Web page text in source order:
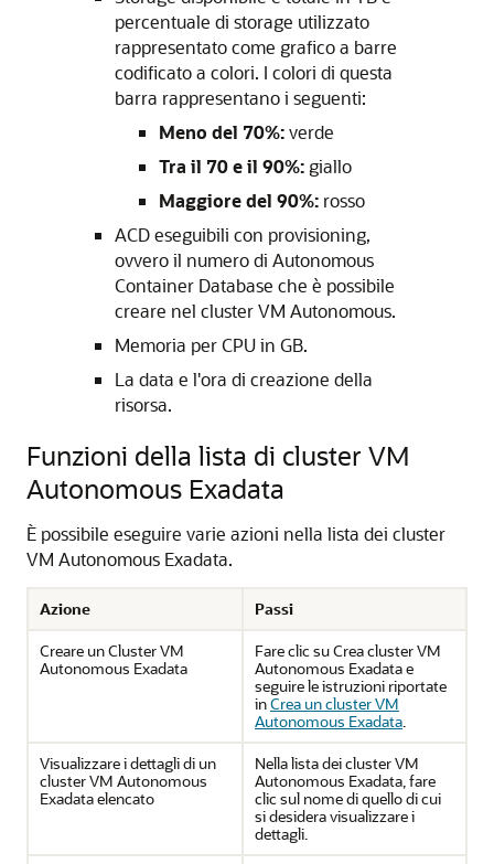
percentuale di storage utilizzato
rappresentato come grafico a barre
codificato a colori. I colori di questa
barra rappresentano i seguenti:
Meno del 70%:verde
Tra il 70 e il 90%:giallo
Maggiore del 90%: rosso
ACD eseguibili con provisioning,
ovvero il numero di Autonomous
Container Database che è possibile
creare nel cluster VM Autonomous.
Memoria per CPU in GB.
La data e l'ora di creazione della
risorsa.
Funzioni della lista di cluster VM
Autonomous Exadata
È possibile eseguire varie azioni nella lista dei cluster
VM Autonomous Exadata.
Azione
Passi
Creare un Cluster VM
Autonomous Exadata
Fare clic su Crea cluster VM
Autonomous Exadata e
seguire le istruzioni riportate
inCrea un cluster VM
Autonomous Exadata.
Visualizzare i dettagli di un
cluster VM Autonomous
Exadata elencato
Nella lista dei cluster VM
Autonomous Exadata, fare
clic sul nome di quello di cui
si desidera visualizzare i
dettagli.